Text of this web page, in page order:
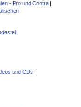
- Pro und Contra|
und CDs |